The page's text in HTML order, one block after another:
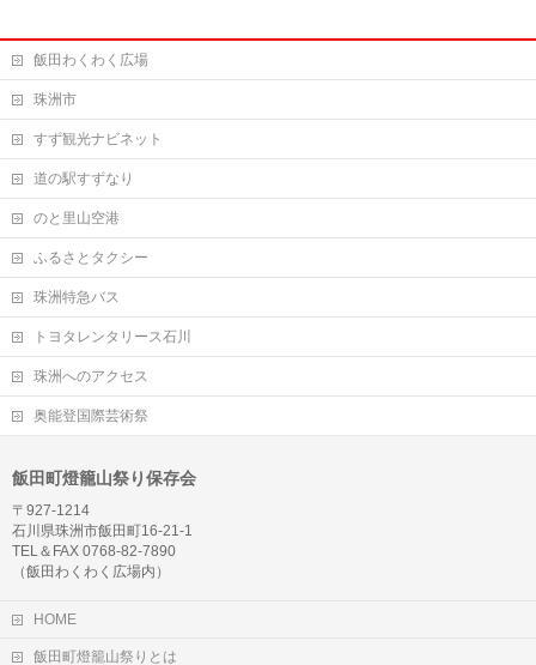
飯田わくわく広場
珠洲市
すず観光ナビネット
道の駅すずなり
のと里山空港
ふるさとタクシー
珠洲特急バス
トヨタレンタリース石川
珠洲へのアクセス
奥能登国際芸術祭
飯田町燈籠山祭り保存会
〒927-1214
石川県珠洲市飯田町16-21-1
TEL＆FAX 0768-82-7890
（飯田わくわく広場内）
HOME
飯田町燈籠山祭りとは